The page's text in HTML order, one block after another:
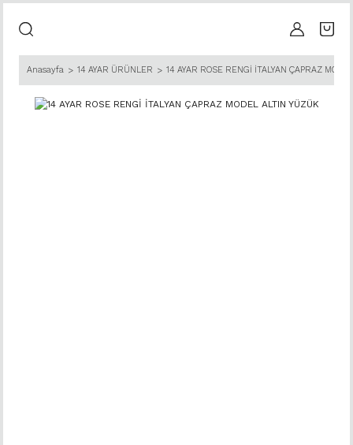
Anasayfa 14 AYAR ÜRÜNLER 14 AYAR ROSE RENGİ İTALYAN ÇAPRAZ